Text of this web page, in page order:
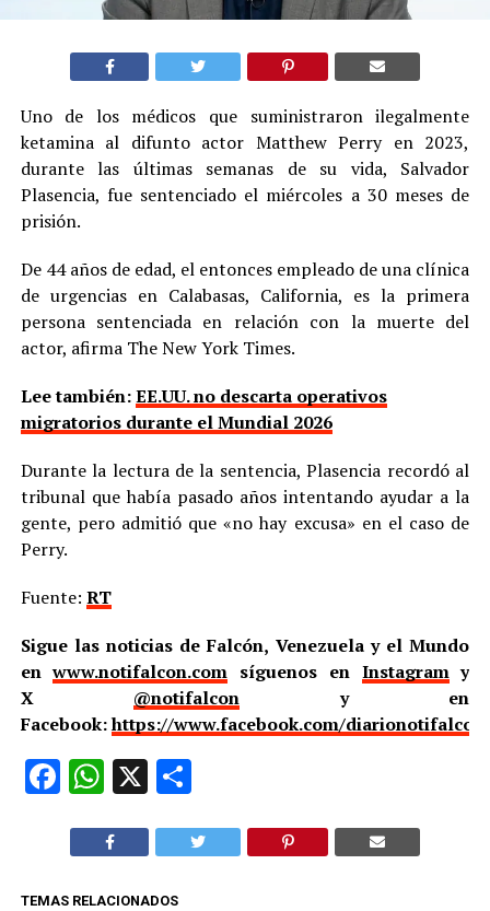
Uno de los médicos que suministraron ilegalmente
ketamina al difunto actor Matthew Perry en 2023,
durante las últimas semanas de su vida, Salvador
Plasencia, fue sentenciado el miércoles a 30 meses de
prisión.
De 44 años de edad, el entonces empleado de una clínica
de urgencias en Calabasas, California, es la primera
persona sentenciada en relación con la muerte del
actor, afirma The New York Times.
Lee también:EE.UU. no descarta operativos
migratorios durante el Mundial 2026
Durante la lectura de la sentencia, Plasencia recordó al
tribunal que había pasado años intentando ayudar a la
gente, pero admitió que «no hay excusa» en el caso de
Perry.
Fuente: RT
Sigue las noticias de Falcón, Venezuela y el Mundo
enwww.notifalcon.com síguenos en Instagramy
X @notifalcon y en
Facebook:https://www.facebook.com/
Facebook
WhatsApp
X Compartir
TEMAS RELACIONADOS